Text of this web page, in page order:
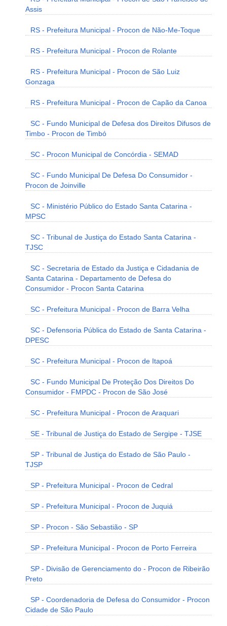
Assis
RS - Prefeitura Municipal - Procon de Não-Me-Toque
RS - Prefeitura Municipal - Procon de Rolante
RS - Prefeitura Municipal - Procon de São Luiz
Gonzaga
RS - Prefeitura Municipal - Procon de Capão da Canoa
SC - Fundo Municipal de Defesa dos Direitos Difusos de
Timbo - Procon de Timbó
SC - Procon Municipal de Concórdia - SEMAD
SC - Fundo Municipal De Defesa Do Consumidor -
Procon de Joinville
SC - Ministério Público do Estado Santa Catarina -
MPSC
SC - Tribunal de Justiça do Estado Santa Catarina -
TJSC
SC - Secretaria de Estado da Justiça e Cidadania de
Santa Catarina - Departamento de Defesa do
Consumidor - Procon Santa Catarina
SC - Prefeitura Municipal - Procon de Barra Velha
SC - Defensoria Pública do Estado de Santa Catarina -
DPESC
SC - Prefeitura Municipal - Procon de Itapoá
SC - Fundo Municipal De Proteção Dos Direitos Do
Consumidor - FMPDC - Procon de São José
SC - Prefeitura Municipal - Procon de Araquari
SE - Tribunal de Justiça do Estado de Sergipe - TJSE
SP - Tribunal de Justiça do Estado de São Paulo -
TJSP
SP - Prefeitura Municipal - Procon de Cedral
SP - Prefeitura Municipal - Procon de Juquiá
SP - Procon - São Sebastião - SP
SP - Prefeitura Municipal - Procon de Porto Ferreira
SP - Divisão de Gerenciamento do - Procon de Ribeirão
Preto
SP - Coordenadoria de Defesa do Consumidor - Procon
Cidade de São Paulo